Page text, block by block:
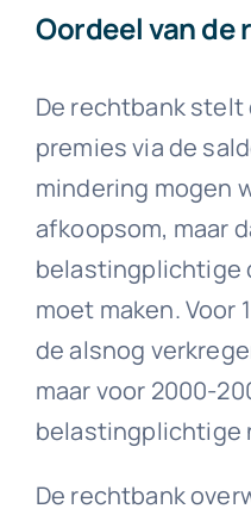
Oordeel van de
De rechtbank
premies via de
mindering mogen
afkoopsom, maar
belastingplichtige
moet maken. Voor
de alsnog
maar voor 2000-
belastingplichtige
De rechtbank